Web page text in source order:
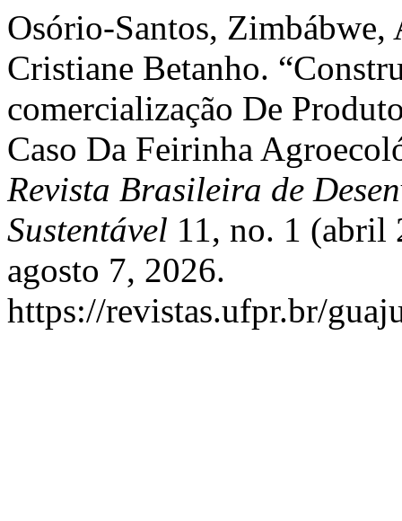
Osório-Santos, Zimbábwe,
Cristiane Betanho.
comercialização De
Caso Da Feirinha
Revista Brasileira de
Sustentável 11, no. 1 (abril
agosto 7, 2026.
https://revistas.ufpr.br/